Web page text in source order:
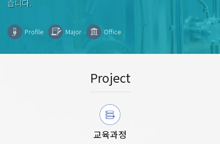
습니다.
Profile Major Office
Project
교육과정